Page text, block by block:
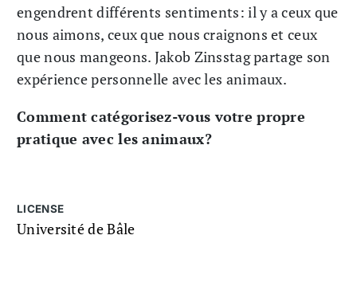
engendrent différents sentiments: il y a ceux que
nous aimons, ceux que nous craignons et ceux
que nous mangeons. Jakob Zinsstag partage son
expérience personnelle avec les animaux.
Comment catégorisez-vous votre propre
pratique avec les animaux?
LICENSE
Université de Bâle